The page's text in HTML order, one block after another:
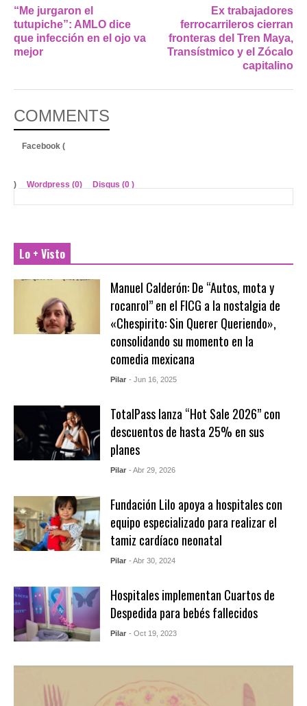
“Me jurgaron el
tutupiche”: AMLO dice
que infección en el ojo va
mejor
Ex trabajadores
ferrocarrileros cierran
fronteras del Tren Maya,
Transístmico y el Zócalo
capitalino
COMMENTS
Facebook (
) Wordpress (0) Disqus (0 )
Lo + Visto
Manuel Calderón: De “Autos, mota y
rocanrol” en el FICG a la nostalgia de
«Chespirito: Sin Querer Queriendo»,
consolidando su momento en la
comedia mexicana
Pilar - Jun 16, 2025
TotalPass lanza “Hot Sale 2026” con
descuentos de hasta 25% en sus
planes
Pilar - Abr 29, 2026
Fundación Lilo apoya a hospitales con
equipo especializado para realizar el
tamiz cardíaco neonatal
Pilar - Abr 30, 2024
Hospitales implementan Cuartos de
Despedida para bebés fallecidos
Pilar - Oct 19, 2023